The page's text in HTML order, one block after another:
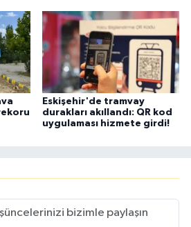
Eskişehir'de tramvay
durakları akıllandı: QR kod
uygulaması hizmete girdi!